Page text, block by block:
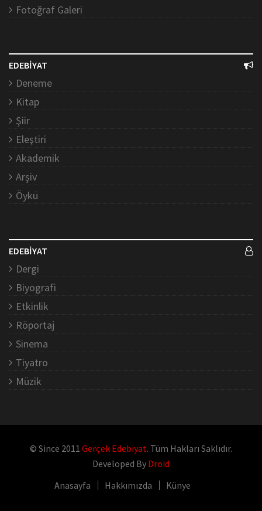
Fotoğraf Galeri
EDEBİYAT
Deneme
Kitap
Şiir
Eleştiri
Akademik
Arşiv
Öykü
EDEBİYAT
Dergi
Biyografi
Etkinlik
Röportaj
Sinema
Tiyatro
Müzik
© Since 2011 Gerçek Edebiyat. Tüm Hakları Saklıdır.
Developed By Droid
Anasayfa
Hakkımızda Künye